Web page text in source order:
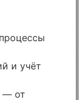
и учёт
— от